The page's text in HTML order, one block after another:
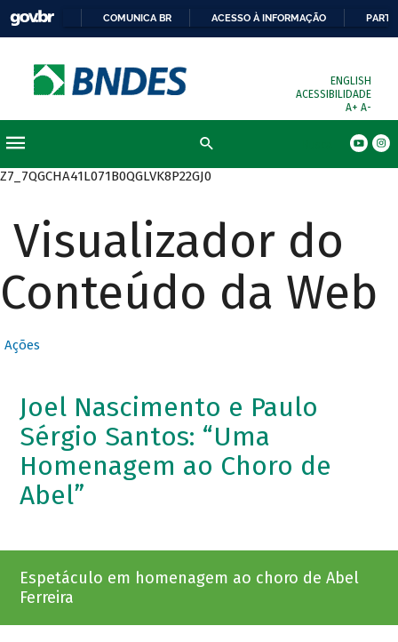
COMUNICA BR ACESSO À INFORMAÇÃO
ENGLISH
ACESSIBILIDADE
A+ A-
Z7_7QGCHA41L071B0QGLVK8P22GJ0
Visualizador do
Conteúdo da Web
Ações
Joel Nascimento e Paulo
Sérgio Santos: “Uma
Homenagem ao Choro de
Abel”
Espetáculo em homenagem ao choro de Abel
Ferreira